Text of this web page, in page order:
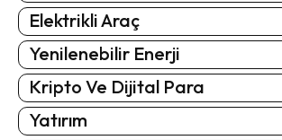
Elektrikli Araç
Yenilenebilir Enerji
Kripto Ve Dijital Para
Yatırım